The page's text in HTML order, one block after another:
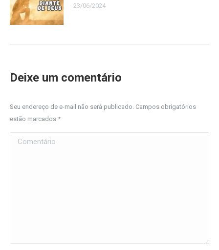
23/06/2024
Deixe um comentário
Seu endereço de e-mail não será publicado. Campos obrigatórios
estão marcados *
Comentário